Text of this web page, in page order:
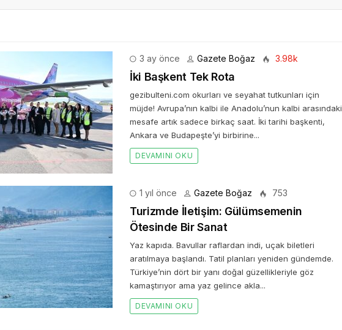
3 ay önce Gazete Boğaz 3.98k
İki Başkent Tek Rota
gezibulteni.com okurları ve seyahat tutkunları için
müjde! Avrupa’nın kalbi ile Anadolu’nun kalbi arasındaki
mesafe artık sadece birkaç saat. İki tarihi başkenti,
Ankara ve Budapeşte’yi birbirine...
DEVAMINI OKU
1 yıl önce Gazete Boğaz 753
Turizmde İletişim: Gülümsemenin
Ötesinde Bir Sanat
Yaz kapıda. Bavullar raflardan indi, uçak biletleri
aratılmaya başlandı. Tatil planları yeniden gündemde.
Türkiye’nin dört bir yanı doğal güzellikleriyle göz
kamaştırıyor ama yaz gelince akla...
DEVAMINI OKU